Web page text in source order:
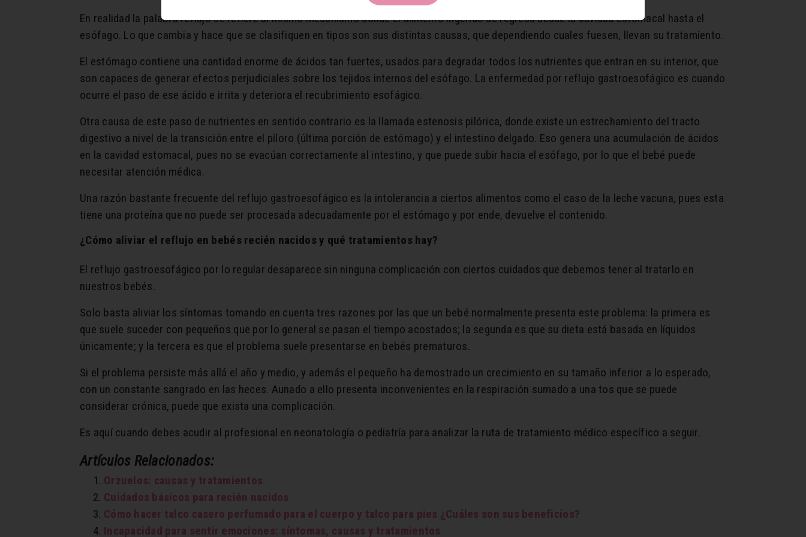
En realidad la palabra reflujo se refiere al mismo mecanismo donde el alimento ingerido se regresa desde la cavidad estomacal hasta el
esófago. Lo que cambia y hace que se clasifiquen en tipos son sus distintas causas, que dependiendo cuales fuesen, llevan su tratamiento.
El estómago contiene una cantidad enorme de ácidos tan fuertes, usados para degradar todos los nutrientes que entran en su interior, que
son capaces de generar efectos perjudiciales sobre los tejidos internos del esófago. La enfermedad por reflujo gastroesofágico es cuando
ocurre el paso de ese ácido e irrita y deteriora el recubrimiento esofágico.
Otra causa de este paso de nutrientes en sentido contrario es la llamada estenosis pilórica, donde existe un estrechamiento del tracto
digestivo a nivel de la transición entre el píloro (última porción de estómago) y el intestino delgado. Eso genera una acumulación de ácidos
en la cavidad estomacal, pues no se evacúan correctamente al intestino, y que puede subir hacia el esófago, por lo que el bebé puede
necesitar atención médica.
Una razón bastante frecuente del reflujo gastroesofágico es la intolerancia a ciertos alimentos como el caso de la leche vacuna, pues esta
tiene una proteína que no puede ser procesada adecuadamente por el estómago y por ende, devuelve el contenido.
¿Cómo aliviar el reflujo en bebés recién nacidos y qué tratamientos hay?
El reflujo gastroesofágico por lo regular desaparece sin ninguna complicación con ciertos cuidados que debemos tener al tratarlo en
nuestros bebés.
Solo basta aliviar los síntomas tomando en cuenta tres razones por las que un bebé normalmente presenta este problema: la primera es
que suele suceder con pequeños que por lo general se pasan el tiempo acostados; la segunda es que su dieta está basada en líquidos
únicamente; y la tercera es que el problema suele presentarse en bebés prematuros.
Si el problema persiste más allá el año y medio, y además el pequeño ha demostrado un crecimiento en su tamaño inferior a lo esperado,
con un constante sangrado en las heces. Aunado a ello presenta inconvenientes en la respiración sumado a una tos que se puede
considerar crónica, puede que exista una complicación.
Es aquí cuando debes acudir al profesional en neonatología o pediatría para analizar la ruta de tratamiento médico específico a seguir.
Artículos Relacionados:
Orzuelos: causas y tratamientos
Cuidados básicos para recién nacidos
Cómo hacer talco casero perfumado para el cuerpo y talco para pies ¿Cuáles son sus beneficios?
Incapacidad para sentir emociones: síntomas, causas y tratamientos